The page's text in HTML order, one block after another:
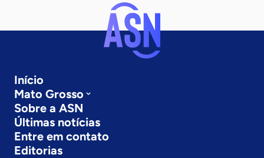
Início
Mato Grosso
Sobre a ASN
Últimas notícias
Entre em contato
Editorias